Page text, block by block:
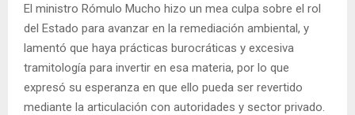
El ministro Rómulo Mucho hizo un mea culpa sobre el rol
del Estado para avanzar en la remediación ambiental, y
lamentó que haya prácticas burocráticas y excesiva
tramitología para invertir en esa materia, por lo que
expresó su esperanza en que ello pueda ser revertido
mediante la articulación con autoridades y sector privado.